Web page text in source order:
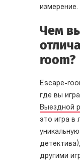
измерение.
Чем
room?
Escape-
где вы
Выездной
это игра в
другими